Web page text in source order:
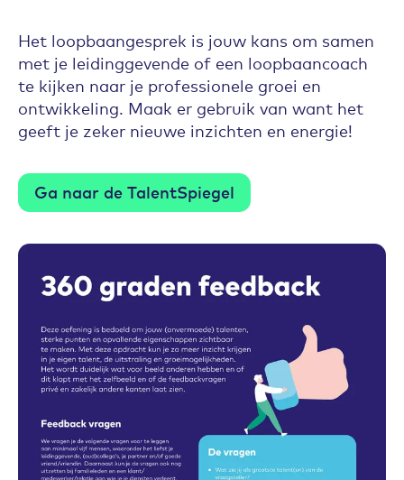
Het loopbaangesprek is jouw kans om samen
met je leidinggevende of een loopbaancoach
te kijken naar je professionele groei en
ontwikkeling. Maak er gebruik van want het
geeft je zeker nieuwe inzichten en energie!
Ga naar de TalentSpiegel